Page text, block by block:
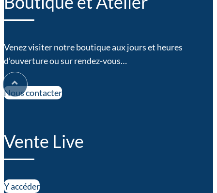
Venez visiter notre boutique aux jours et heures
d’ouverture ou sur rendez-vous…
Nous contacter
Vente Live
Y accéder